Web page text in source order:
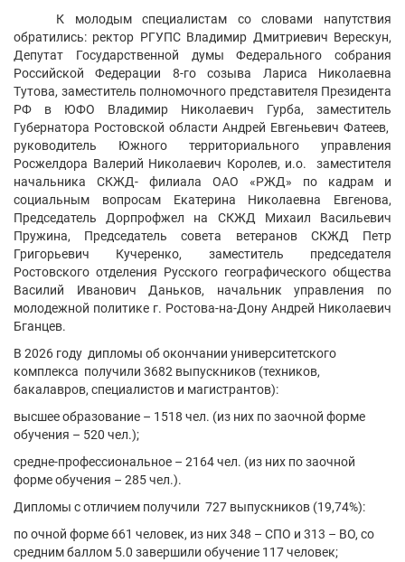
К молодым специалистам со словами напутствия
обратились: ректор РГУПС Владимир Дмитриевич Верескун,
Депутат Государственной думы Федерального собрания
Российской Федерации 8-го созыва Лариса Николаевна
Тутова, заместитель полномочного представителя Президента
РФ в ЮФО Владимир Николаевич Гурба, заместитель
Губернатора Ростовской области Андрей Евгеньевич Фатеев,
руководитель Южного территориального управления
Росжелдора Валерий Николаевич Королев, и.о. заместителя
начальника СКЖД- филиала ОАО «РЖД» по кадрам и
социальным вопросам Екатерина Николаевна Евгенова,
Председатель Дорпрофжел на СКЖД Михаил Васильевич
Пружина, Председатель совета ветеранов СКЖД Петр
Григорьевич Кучеренко, заместитель председателя
Ростовского отделения Русского географического общества
Василий Иванович Даньков, начальник управления по
молодежной политике г. Ростова-на-Дону Андрей Николаевич
Бганцев.
В 2026 году дипломы об окончании университетского
комплекса получили 3682 выпускников (техников,
бакалавров, специалистов и магистрантов):
высшее образование – 1518 чел. (из них по заочной форме
обучения – 520 чел.);
средне-профессиональное – 2164 чел. (из них по заочной
форме обучения – 285 чел.).
Дипломы с отличием получили 727 выпускников (19,74%):
по очной форме 661 человек, из них 348 – СПО и 313 – ВО, со
средним баллом 5.0 завершили обучение 117 человек;